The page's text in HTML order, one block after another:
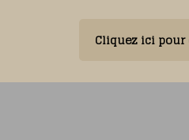
Cliquez ici